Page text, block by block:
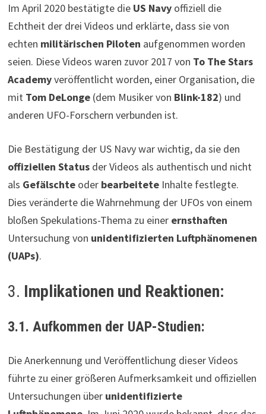
Im April 2020 bestätigte die US Navy offiziell die
Echtheit der drei Videos und erklärte, dass sie von
echten militärischen Piloten aufgenommen worden
seien. Diese Videos waren zuvor 2017 von To The Stars
Academyveröffentlicht worden, einer Organisation, die
mit Tom DeLonge (dem Musiker von Blink-182) und
anderen UFO-Forschern verbunden ist.
Die Bestätigung der US Navy war wichtig, da sie den
offiziellen Status der Videos als authentisch und nicht
als Gefälschte oder bearbeitete Inhalte festlegte.
Dies veränderte die Wahrnehmung der UFOs von einem
bloßen Spekulations-Thema zu einer ernsthaften
Untersuchung von unidentifizierten Luftphänomenen
(UAPs).
3. Implikationen und Reaktionen:
3.1. Aufkommen der UAP-Studien:
Die Anerkennung und Veröffentlichung dieser Videos
führte zu einer größeren Aufmerksamkeit und offiziellen
Untersuchungen über unidentifizierte